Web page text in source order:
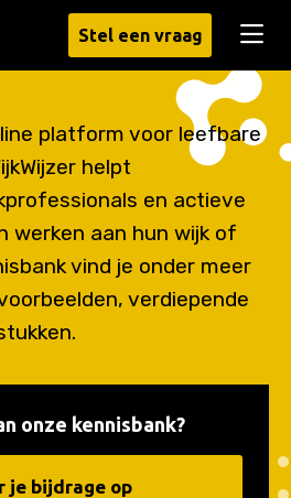
Stel een vraag
platform voor leefbare
helpt
en actieve
werken aan hun wijk of
vind je onder meer
verdiepende
onze kennisbank?
je bijdrage op